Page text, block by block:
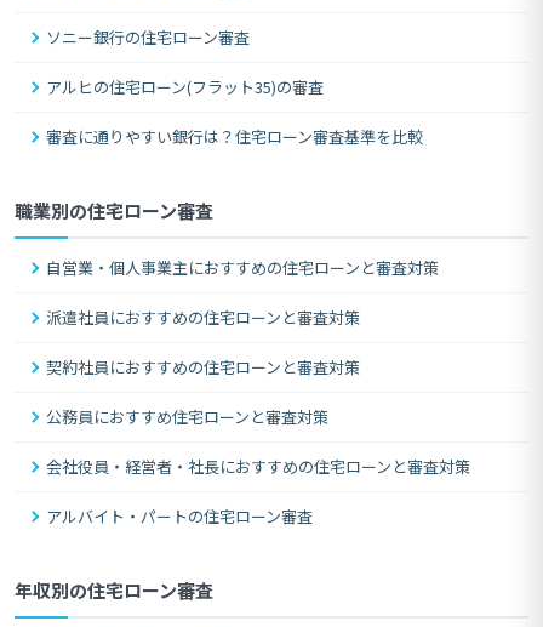
ソニー銀行の住宅ローン審査
アルヒの住宅ローン(フラット35)の審査
審査に通りやすい銀行は？住宅ローン審査基準を比較
職業別の住宅ローン審査
自営業・個人事業主におすすめの住宅ローンと審査対策
派遣社員におすすめの住宅ローンと審査対策
契約社員におすすめの住宅ローンと審査対策
公務員におすすめ住宅ローンと審査対策
会社役員・経営者・社長におすすめの住宅ローンと審査対策
アルバイト・パートの住宅ローン審査
年収別の住宅ローン審査